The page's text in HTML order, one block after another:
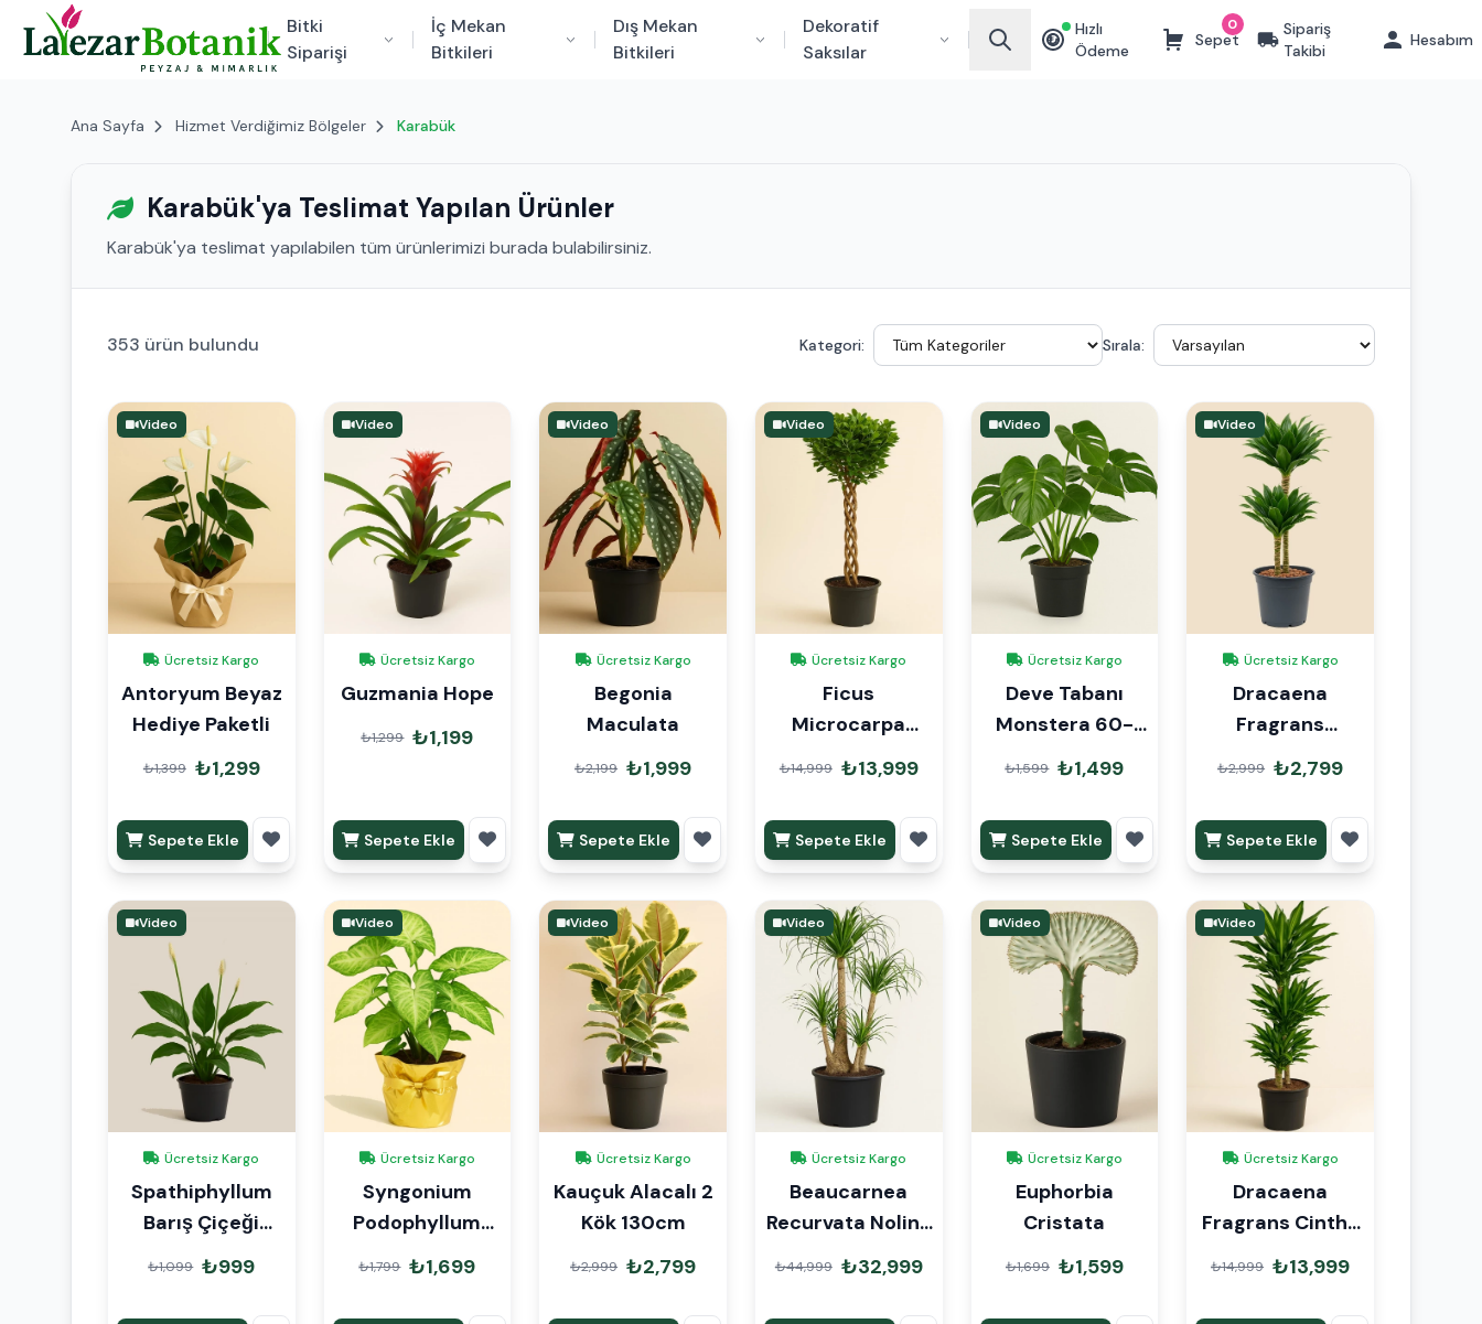
Bitki
Siparişi
İç Mekan
Bitkileri
Dış Mekan
Bitkileri
Dekoratif
Saksılar
₺
Hızlı
Ödeme
Sepet
0
Sipariş
Takibi
Hesabım
Ana Sayfa Hizmet Verdiğimiz Bölgeler Karabük
Karabük'ya Teslimat Yapılan Ürünler
Karabük'ya teslimat yapılabilen tüm ürünlerimizi burada bulabilirsiniz.
353 ürün bulundu Kategori: Sırala:
Video
Ücretsiz Kargo
Antoryum Beyaz
Hediye Paketli
₺1,399 ₺1,299
Sepete Ekle
Video
Ücretsiz Kargo
Guzmania Hope
₺1,299 ₺1,199
Sepete Ekle
Video
Ücretsiz Kargo
Begonia
Maculata
₺2,199 ₺1,999
Sepete Ekle
Video
Ücretsiz Kargo
Ficus
Microcarpa
Örgülü 140cm
₺14,999 ₺13,999
Sepete Ekle
Video
Ücretsiz Kargo
Deve Tabanı
Monstera 60-
70cm
₺1,599 ₺1,499
Sepete Ekle
Video
Ücretsiz Kargo
Dracaena
Fragrans
Compacta 2 Kök
90cm
₺2,999 ₺2,799
Sepete Ekle
Video
Ücretsiz Kargo
Spathiphyllum
Barış Çiçeği
Küçük
₺1,099 ₺999
Video
Ücretsiz Kargo
Syngonium
Podophyllum
Hediye Paketli
₺1,799 ₺1,699
Video
Ücretsiz Kargo
Kauçuk Alacalı 2
Kök 130cm
₺2,999 ₺2,799
Video
Ücretsiz Kargo
Beaucarnea
Recurvata Nolina
Fil Ayağı 150cm
₺44,999 ₺32,999
Video
Ücretsiz Kargo
Euphorbia
Cristata
₺1,699 ₺1,599
Video
Ücretsiz Kargo
Dracaena
Fragrans Cintho
Anaç 140cm
₺14,999 ₺13,999